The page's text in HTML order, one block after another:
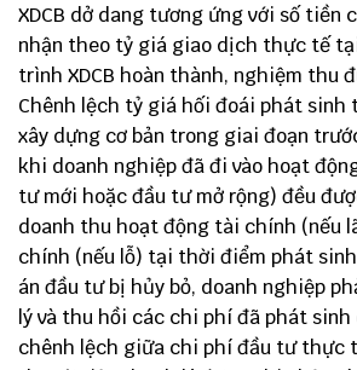
XDCB dở dang tương ứng với số tiền
nhận theo tỷ giá giao dịch thực tế
trình XDCB hoàn thành, nghiệm thu
Chênh lệch tỷ giá hối đoái phát
xây dựng cơ bản trong giai đoạn
khi doanh nghiệp đã đi vào hoạt
tư mới hoặc đầu tư mở rộng) đều
doanh thu hoạt động tài chính (nếu
chính (nếu lỗ) tại thời điểm phát
án đầu tư bị hủy bỏ, doanh nghiệp
lý và thu hồi các chi phí đã phát sinh
chênh lệch giữa chi phí đầu tư thực